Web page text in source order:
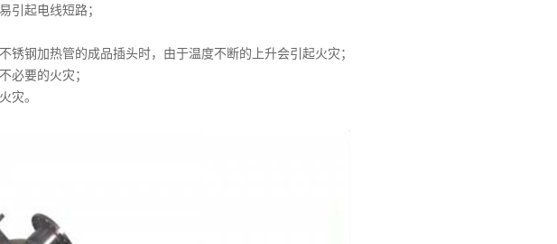
引起电线短路；
钢加热管的成品插头时，由于温度不断的上升会引起火灾；
必要的火灾；
灾。